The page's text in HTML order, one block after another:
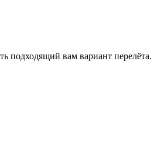
подходящий вам вариант перелёта.